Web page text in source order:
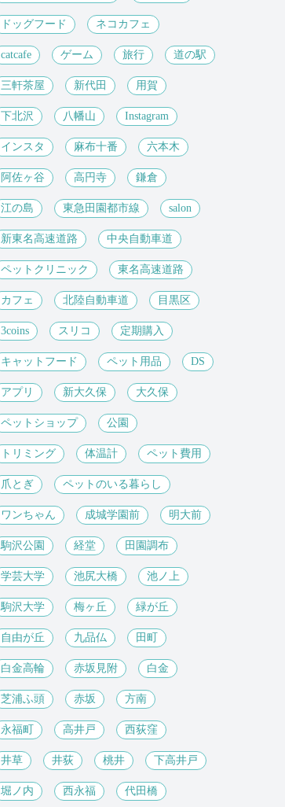
ドッグフード ネコカフェ
catcafe ゲーム 旅行 道の駅
三軒茶屋 新代田 用賀
下北沢 八幡山 Instagram
インスタ 麻布十番 六本木
阿佐ヶ谷 高円寺 鎌倉
江の島 東急田園都市線 salon
新東名高速道路 中央自動車道
ペットクリニック 東名高速道路
カフェ 北陸自動車道 目黒区
3coins スリコ 定期購入
キャットフード ペット用品 DS
アプリ 新大久保 大久保
ペットショップ 公園
トリミング 体温計 ペット費用
爪とぎ ペットのいる暮らし
ワンちゃん 成城学園前 明大前
駒沢公園 経堂 田園調布
学芸大学 池尻大橋 池ノ上
駒沢大学 梅ヶ丘 緑が丘
自由が丘 九品仏 田町
白金高輪 赤坂見附 白金
芝浦ふ頭 赤坂 方南
永福町 高井戸 西荻窪
井草 井荻 桃井 下高井戸
堀ノ内 西永福 代田橋